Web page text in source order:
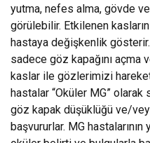
yutma, nefes alma, gövde
görülebilir. Etkilenen
hastaya değişkenlik
sadece göz kapağını açma
kaslar ile gözlerimizi
hastalar “Oküler MG”
göz kapak düşüklüğü ve/
başvururlar. MG hastalarının